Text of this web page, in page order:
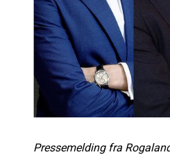
Pressemelding fra